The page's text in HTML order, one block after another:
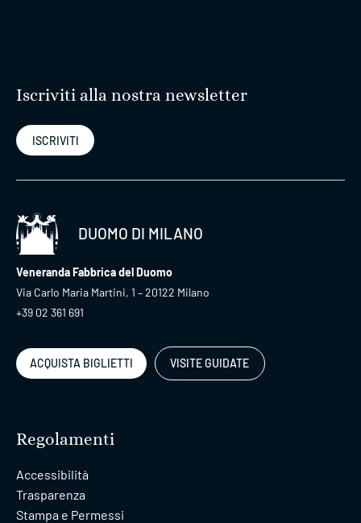
Iscriviti alla nostra newsletter
ISCRIVITI
DUOMO DI MILANO
Veneranda Fabbrica del Duomo
Via Carlo Maria Martini, 1 – 20122 Milano
+39 02 361 691
ACQUISTA BIGLIETTI VISITE GUIDATE
Regolamenti
Accessibilità
Trasparenza
Stampa e Permessi